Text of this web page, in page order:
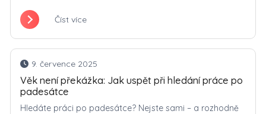
Číst více
9. července 2025
Věk není překážka: Jak uspět při hledání práce po
padesátce
Hledáte práci po padesátce? Nejste sami – a rozhodně